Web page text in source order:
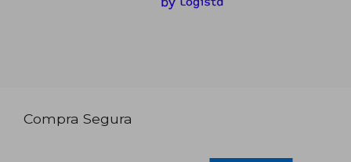
Compra Segura